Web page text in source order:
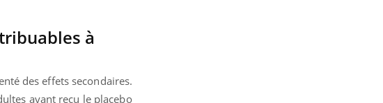
à
des effets secondaires.
ayant reçu le placebo